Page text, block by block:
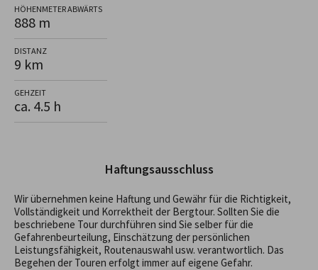
HÖHENMETER ABWÄRTS
888 m
DISTANZ
9 km
GEHZEIT
ca. 4.5 h
Haftungsausschluss
Wir übernehmen keine Haftung und Gewähr für die Richtigkeit,
Vollständigkeit und Korrektheit der Bergtour. Sollten Sie die
beschriebene Tour durchführen sind Sie selber für die
Gefahrenbeurteilung, Einschätzung der persönlichen
Leistungsfähigkeit, Routenauswahl usw. verantwortlich. Das
Begehen der Touren erfolgt immer auf eigene Gefahr.